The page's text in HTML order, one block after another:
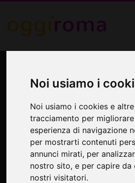
Noi usiamo i
Noi usiamo i cookies e
tracciamento per
esperienza di navigazione
per mostrarti contenuti
annunci mirati, per
nostro sito, e per capire da
nostri visitatori.
– Una notte a
Un evento speciale per un'unica